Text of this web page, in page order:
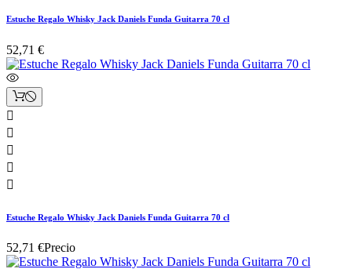
Estuche Regalo Whisky Jack Daniels Funda Guitarra 70 cl
52,71 €





Estuche Regalo Whisky Jack Daniels Funda Guitarra 70 cl
52,71 €Precio